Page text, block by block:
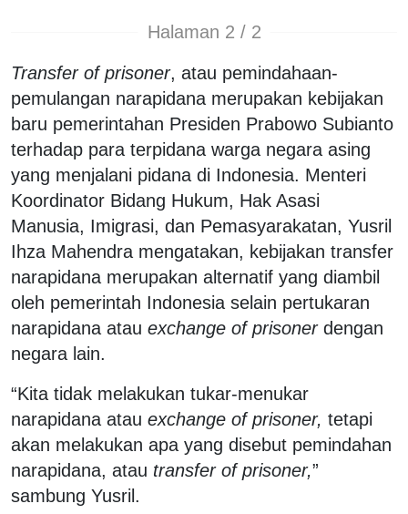
Halaman 2 / 2
Transfer of prisoner, atau pemindahaan-
pemulangan narapidana merupakan kebijakan
baru pemerintahan Presiden Prabowo Subianto
terhadap para terpidana warga negara asing
yang menjalani pidana di Indonesia. Menteri
Koordinator Bidang Hukum, Hak Asasi
Manusia, Imigrasi, dan Pemasyarakatan, Yusril
Ihza Mahendra mengatakan, kebijakan transfer
narapidana merupakan alternatif yang diambil
oleh pemerintah Indonesia selain pertukaran
narapidana atau exchange of prisonerdengan
negara lain.
“Kita tidak melakukan tukar-menukar
narapidana atau exchange of prisoner, tetapi
akan melakukan apa yang disebut pemindahan
narapidana, atau transfer of prisoner,”
sambung Yusril.